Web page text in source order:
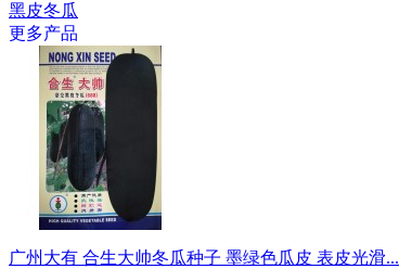
黑皮冬瓜
更多产品
广州大有 合生大帅冬瓜种子 墨绿色瓜皮 表皮光滑...